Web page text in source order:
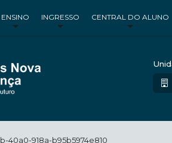
ENSINO INGRESSO CENTRAL DO ALUNO
40a0-918a-b95b5974e810